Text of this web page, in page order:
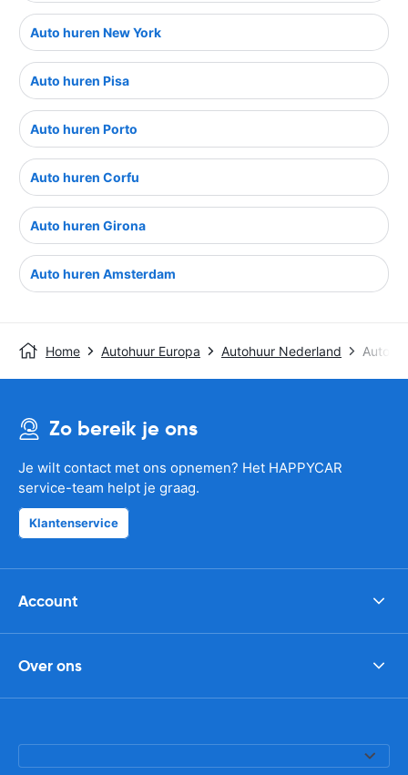
Auto huren New York
Auto huren Pisa
Auto huren Porto
Auto huren Corfu
Auto huren Girona
Auto huren Amsterdam
Home Autohuur Europa Autohuur Nederland
Zo bereik je ons
Je wilt contact met ons opnemen? Het HAPPYCAR
service-team helpt je graag.
Klantenservice
Account
Over ons